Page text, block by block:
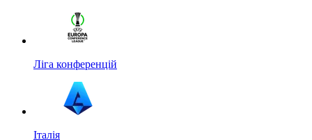
Ліга конференцій
Італія